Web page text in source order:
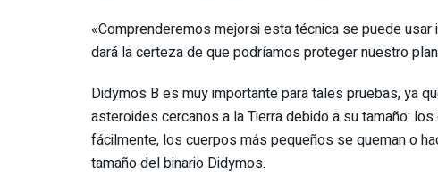
«Comprenderemos mejorsi esta técnica se puede
dará la certeza de que podríamos proteger nuestro
Didymos B es muy importante para tales pruebas, ya
asteroides cercanos a la Tierra debido a su tamaño:
fácilmente, los cuerpos más pequeños se queman o
tamaño del binario Didymos.